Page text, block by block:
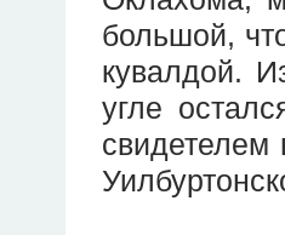
большой,
кувалдой.
угле
свидетелем